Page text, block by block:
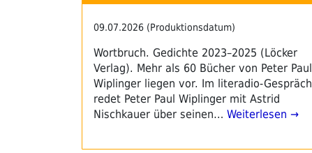
09.07.2026 (Produktionsdatum)
Wortbruch. Gedichte 2023–2025 (Löcker
Verlag). Mehr als 60 Bücher von Peter Paul
Wiplinger liegen vor. Im literadio-Gespräch
redet Peter Paul Wiplinger mit Astrid
Nischkauer über seinen… Weiterlesen →